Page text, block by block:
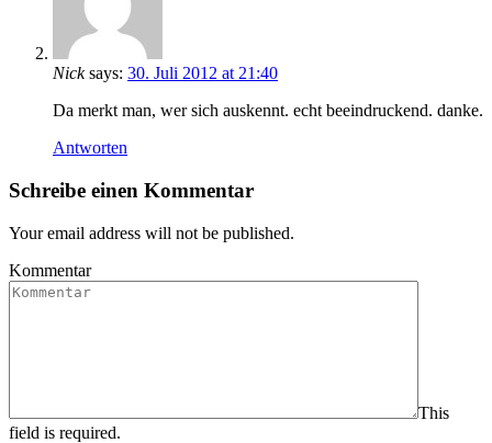
Nick says: 30. Juli 2012 at 21:40
Da merkt man, wer sich auskennt. echt beeindruckend. danke.
Antworten
Schreibe einen Kommentar
Your email address will not be published.
Kommentar
This
field is required.